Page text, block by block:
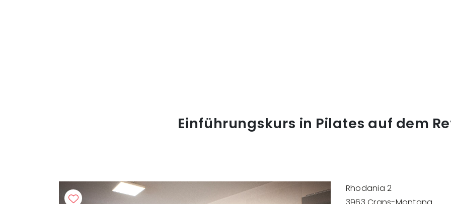
Einführungskurs in Pilates auf dem
Rhodania 2